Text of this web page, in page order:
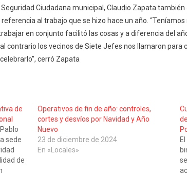
Ciudadana municipal, Claudio Zapata
al trabajo que se hizo hace un año.
en conjunto facilitó las cosas y a diferencia del
contrario los vecinos de Siete Jefes nos llamaron para
cerró Zapata
de
sede
de
Operativos de fin de año: controles,
cortes y desvíos por Navidad y Año
Nuevo
23 de diciembre de 2024
En «Locales»